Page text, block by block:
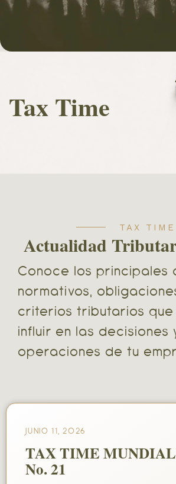
Tax Time
TAX TIME
Actualidad
Conoce los principales
normativos,
criterios tributarios que
influir en las decisiones
operaciones de tu
TAX TIME
No. 21
JUNIO 11, 2026